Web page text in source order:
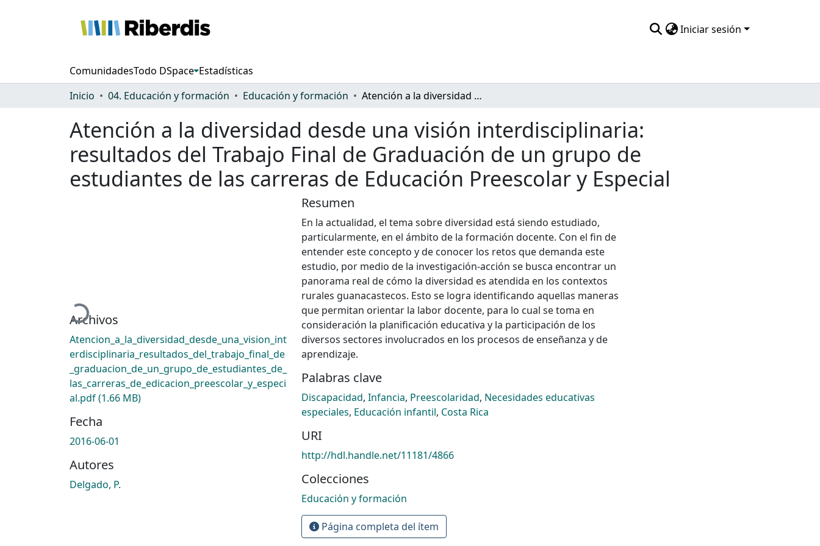
Iniciar sesión
ComunidadesTodo DSpace Estadísticas
Inicio
04. Educación y formación Educación y formación Atención a la diversidad desde una visión interdisciplinaria: resultados del Trabajo Final de Graduación de un grupo de estudiantes de las carreras de Educación Preescolar y Especial
Atención a la diversidad desde una visión interdisciplinaria:
resultados del Trabajo Final de Graduación de un grupo de
estudiantes de las carreras de Educación Preescolar y Especial
Cargando...
Archivos
Atencion_a_la_diversidad_desde_una_vision_int
erdisciplinaria_resultados_del_trabajo_final_de
_graduacion_de_un_grupo_de_estudiantes_de_
las_carreras_de_edicacion_preescolar_y_especi
al.pdf(1.66 MB)
Fecha
2016-06-01
Autores
Delgado, P.
Resumen
En la actualidad, el tema sobre diversidad está siendo estudiado,
particularmente, en el ámbito de la formación docente. Con el fin de
entender este concepto y de conocer los retos que demanda este
estudio, por medio de la investigación-acción se busca encontrar un
panorama real de cómo la diversidad es atendida en los contextos
rurales guanacastecos. Esto se logra identificando aquellas maneras
que permitan orientar la labor docente, para lo cual se toma en
consideración la planificación educativa y la participación de los
diversos sectores involucrados en los procesos de enseñanza y de
aprendizaje.
Palabras clave
Discapacidad, Infancia, Preescolaridad, Necesidades educativas
especiales, Educación infantil, Costa Rica
URI
http://hdl.handle.net/11181/4866
Colecciones
Educación y formación
Página completa del ítem